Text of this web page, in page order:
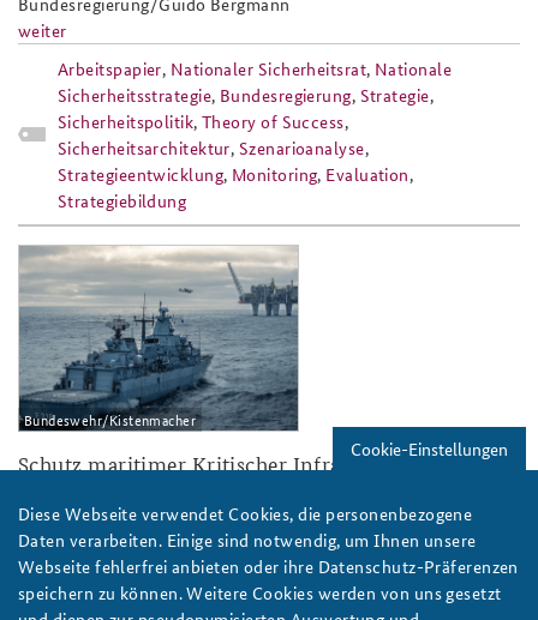
weiter
Arbeitspapier, Nationaler Sicherheitsrat, Nationale
Sicherheitsstrategie, Bundesregierung, Strategie,
Sicherheitspolitik,Theory of Success,
Sicherheitsarchitektur, Szenarioanalyse,
Strategieentwicklung, Monitoring, Evaluation,
Strategiebildung
ap4-25_ostsee_kritis_marine-
snmg1-bohrinsel-
kistenmache_808x486.png
Bundeswehr/Kistenmacher
Schutz maritimer Kritischer Infrastruktur in der
Die Sabotage maritimer Infrastruktur in der Ostsee nimmt zu. Im
aktuellen Arbeitspapier plädiert Patricia Schneider für klare
Befugnisse, ein übergreifendes Lagebild und bessere
Abstimmung beteiligter Behörden, um hybriden Angriffen
Cookie-Einstellungen
Diese Webseite verwendet Cookies, die personenbezogene
Daten verarbeiten. Einige sind notwendig, um Ihnen unsere
Webseite fehlerfrei anbieten oder ihre Datenschutz-Präferenzen
speichern zu können. Weitere Cookies werden von uns gesetzt